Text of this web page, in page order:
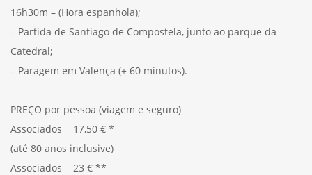
16h30m – (Hora espanhola);
– Partida de Santiago de Compostela, junto ao parque da
Catedral;
– Paragem em Valença (± 60 minutos).
PREÇO por pessoa (viagem e seguro)
Associados 17,50 € *
(até 80 anos inclusive)
Associados 23 € **